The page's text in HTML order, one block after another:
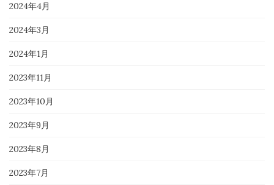
2024年4月
2024年3月
2024年1月
2023年11月
2023年10月
2023年9月
2023年8月
2023年7月